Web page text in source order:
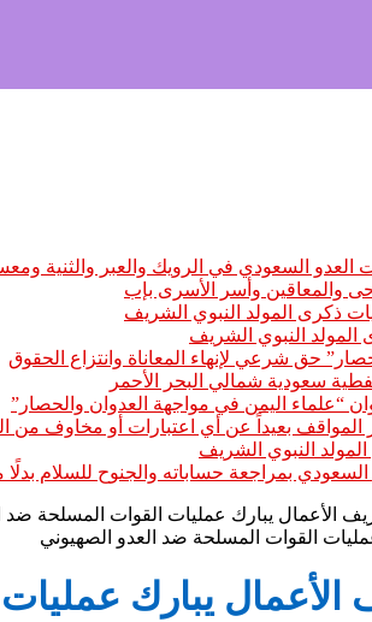
العدو السعودي في الرويك والعبر والثنية
ذكرى المولد النبوي الشريف
المولد النبوي الشريف
حق شرعي لإنهاء المعاناة وانتزاع الحقوق
سعودية شمالي البحر الأحمر
“علماء اليمن في مواجهة العدوان والحصار”
المواقف بعيداً عن أي اعتبارات أو مخاوف من
النبوي الشريف
بمراجعة حساباته والجنوح للسلام بدلًا
الأعمال يبارك عمليات القوات المسلحة ضد
يبارك